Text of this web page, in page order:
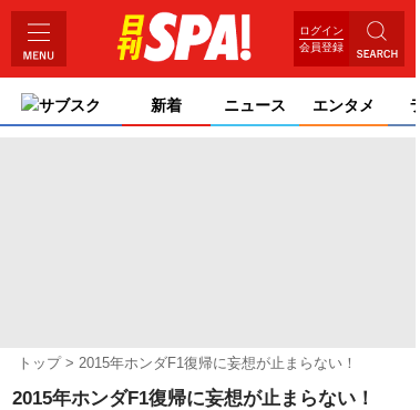
ログイン
会員登録
サブスク 新着 ニュース エンタメ
トップ 2015年ホンダF1復帰に妄想が止まらない！
2015年ホンダF1復帰に妄想が止まらない！